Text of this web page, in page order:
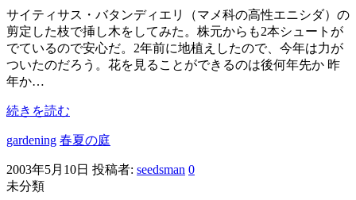
サイティサス・バタンディエリ（マメ科の高性エニシダ）の
剪定した枝で挿し木をしてみた。株元からも2本シュートが
でているので安心だ。2年前に地植えしたので、今年は力が
ついたのだろう。花を見ることができるのは後何年先か 昨
年か…
続きを読む
gardening 春夏の庭
2003年5月10日 投稿者: seedsman 0
未分類